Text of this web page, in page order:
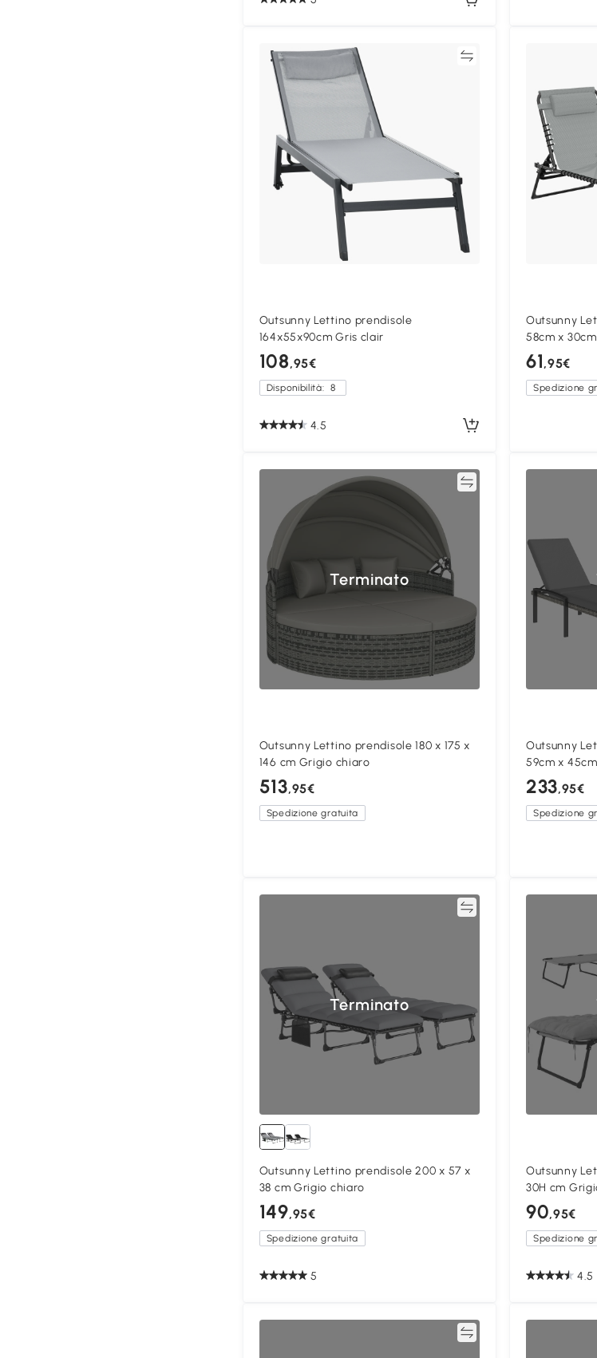
Outsunny Lettino prendisole
164x55x90cm Gris clair
108,95€
Disponibilità: 8
4.5
Outsunny
58cm x
61,95€
Spedizione
Terminato
Confronta
Outsunny Lettino prendisole 180 x 175 x
146 cm Grigio chiaro
513,95€
Spedizione gratuita
Outsunny
59cm x
233,95€
Spedizione
Terminato
Outsunny Lettino prendisole 200 x 57 x
38 cm Grigio chiaro
149,95€
Spedizione gratuita
5
Outsunny
30H cm
90,95€
Spedizione
4.5